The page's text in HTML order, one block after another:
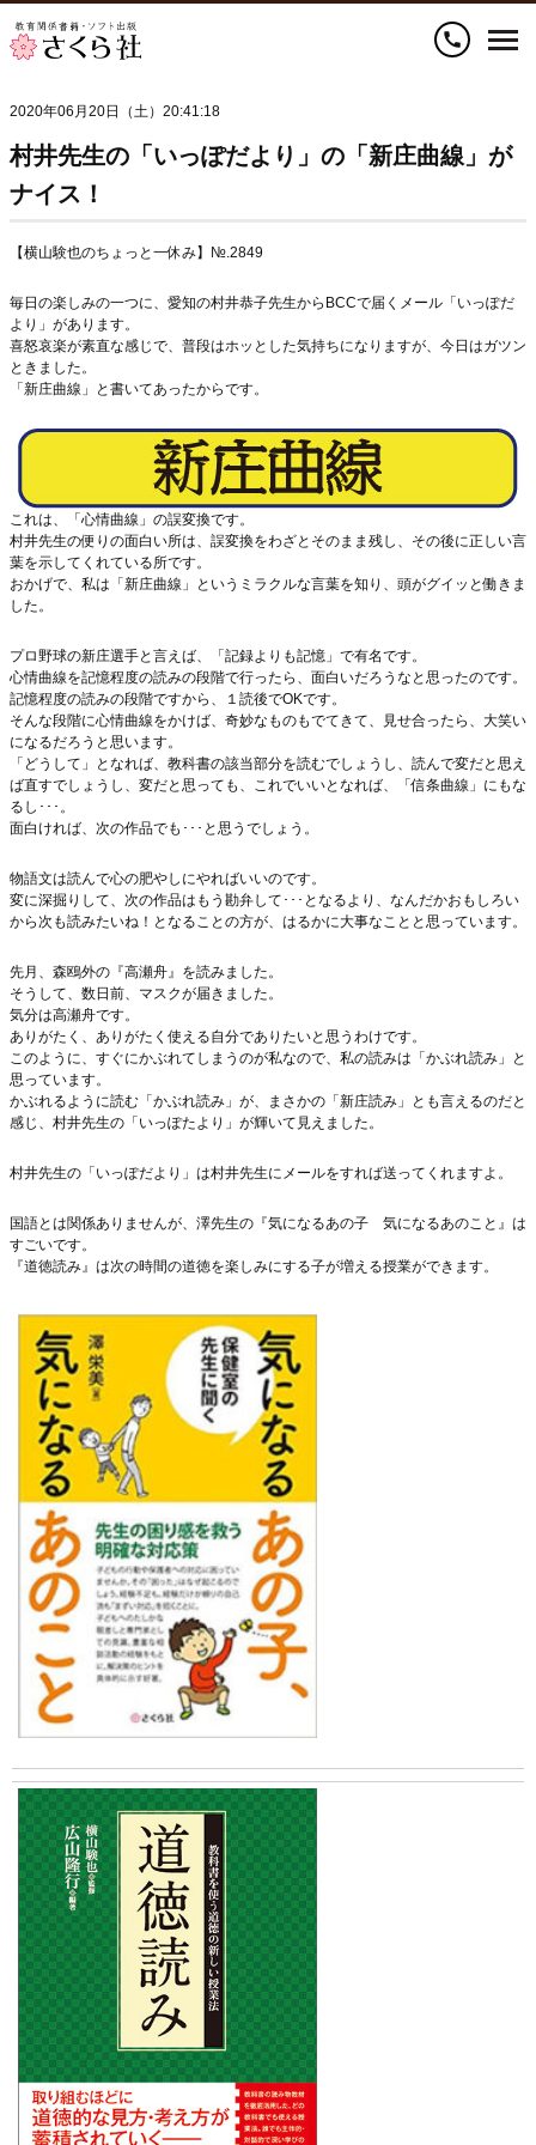
call
2020年06月20日（土）20:41:18
村井先生の「いっぽだより」の「新庄曲線」が
ナイス！
【横山験也のちょっと一休み】№.2849
毎日の楽しみの一つに、愛知の村井恭子先生からBCCで届くメール「いっぽだ
より」があります。
喜怒哀楽が素直な感じで、普段はホッとした気持ちになりますが、今日はガツン
ときました。
「新庄曲線」と書いてあったからです。
これは、「心情曲線」の誤変換です。
村井先生の便りの面白い所は、誤変換をわざとそのまま残し、その後に正しい言
葉を示してくれている所です。
おかげで、私は「新庄曲線」というミラクルな言葉を知り、頭がグイッと働きま
した。
プロ野球の新庄選手と言えば、「記録よりも記憶」で有名です。
心情曲線を記憶程度の読みの段階で行ったら、面白いだろうなと思ったのです。
記憶程度の読みの段階ですから、１読後でOKです。
そんな段階に心情曲線をかけば、奇妙なものもでてきて、見せ合ったら、大笑い
になるだろうと思います。
「どうして」となれば、教科書の該当部分を読むでしょうし、読んで変だと思え
ば直すでしょうし、変だと思っても、これでいいとなれば、「信条曲線」にもな
るし･･･。
面白ければ、次の作品でも･･･と思うでしょう。
物語文は読んで心の肥やしにやればいいのです。
変に深掘りして、次の作品はもう勘弁して･･･となるより、なんだかおもしろい
から次も読みたいね！となることの方が、はるかに大事なことと思っています。
先月、森鴎外の『高瀬舟』を読みました。
そうして、数日前、マスクが届きました。
気分は高瀬舟です。
ありがたく、ありがたく使える自分でありたいと思うわけです。
このように、すぐにかぶれてしまうのが私なので、私の読みは「かぶれ読み」と
思っています。
かぶれるように読む「かぶれ読み」が、まさかの「新庄読み」とも言えるのだと
感じ、村井先生の「いっぽたより」が輝いて見えました。
村井先生の「いっぽだより」は村井先生にメールをすれば送ってくれますよ。
国語とは関係ありませんが、澤先生の『気になるあの子 気になるあのこと』は
すごいです。
『道徳読み』は次の時間の道徳を楽しみにする子が増える授業ができます。